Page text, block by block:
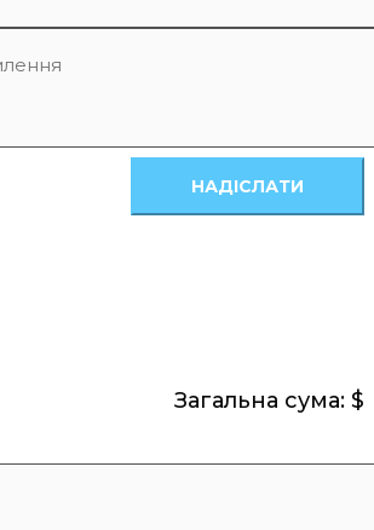
НАДІСЛАТИ
Загальна сума: $